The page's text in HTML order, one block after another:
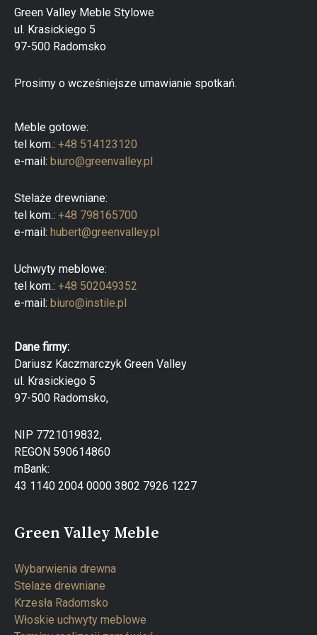
a
p
r
o
d
k
t
Green Valley Meble Stylowe
ul. Krasickiego 5
97-500 Radomsko
Prosimy o wcześniejsze umawianie spotkań.
Meble gotowe:
tel kom.: +48 514123120
e-mail: biuro@greenvalley.pl
Stelaże drewniane:
tel kom.: +48 798165700
e-mail: hubert@greenvalley.pl
Uchwyty meblowe:
tel kom.: +48 502049352
e-mail: biuro@instile.pl
Dane firmy:
Dariusz Kaczmarczyk Green Valley
ul. Krasickiego 5
97-500 Radomsko,
NIP 7721019832,
REGON 590614860
mBank:
43 1140 2004 0000 3802 7926 1227
Green Valley Meble
Wybarwienia drewna
Stelaże drewniane
Krzesła Radomsko
Włoskie uchwyty meblowe